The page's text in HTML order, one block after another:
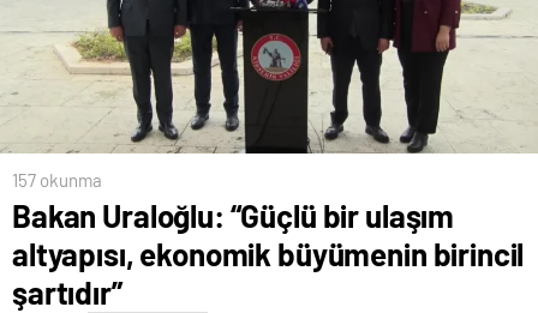
157 okunma
Bakan Uraloğlu: “Güçlü bir ulaşım
altyapısı, ekonomik büyümenin birincil
şartıdır”